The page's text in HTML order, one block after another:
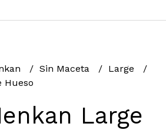
Sin Maceta
Large
Hueso
Large